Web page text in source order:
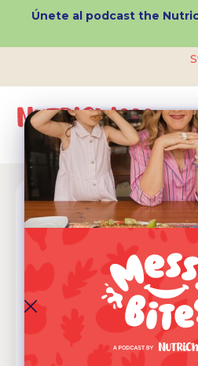
Únete al podcast the
3 Preguntas para
Desarrollará
Sobrepeso